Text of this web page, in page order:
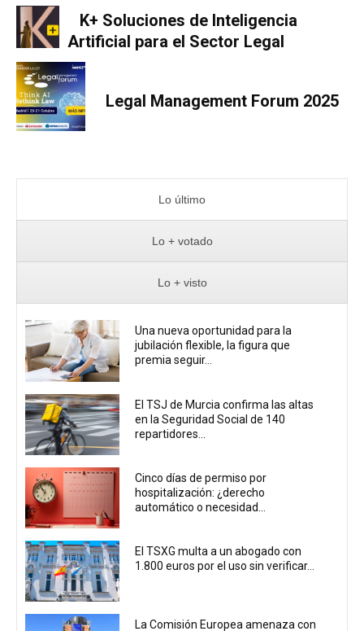
K+ Soluciones de Inteligencia
Artificial para el Sector Legal
Legal Management Forum 2025
Lo último
Lo + votado
Lo + visto
Una nueva oportunidad para la
jubilación flexible, la figura que
premia seguir...
El TSJ de Murcia confirma las altas
en la Seguridad Social de 140
repartidores...
Cinco días de permiso por
hospitalización: ¿derecho
automático o necesidad...
El TSXG multa a un abogado con
1.800 euros por el uso sin verificar...
La Comisión Europea amenaza con